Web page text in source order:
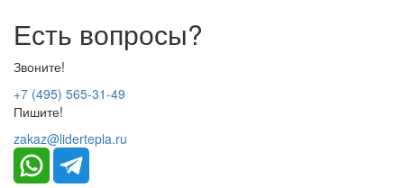
Есть вопросы?
Звоните!
+7 (495) 565-31-49
Пишите!
zakaz@lidertepla.ru